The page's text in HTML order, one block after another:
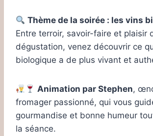
Thème de la soirée : les vins
Entre terroir, savoir-faire et plaisir
dégustation, venez découvrir ce
biologique a de plus vivant et
Animation par Stephen,
fromager passionné, qui vous
gourmandise et bonne humeur
la séance.